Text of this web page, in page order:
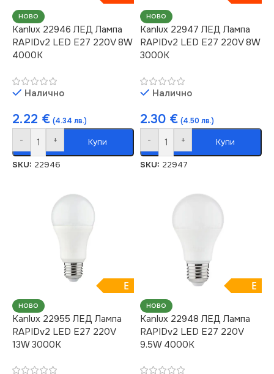
НОВО
Kanlux 22946 ЛЕД Лампа
RAPIDv2 LED E27 220V 8W
4000K
Налично
2.22 € (4.34 лв.)
- + Купи
SKU: 22946
НОВО
Kanlux 22947 ЛЕД Лампа
RAPIDv2 LED E27 220V 8W
3000K
Налично
2.30 € (4.50 лв.)
- + Купи
SKU: 22947
E
НОВО
Kanlux 22955 ЛЕД Лампа
RAPIDv2 LED E27 220V
13W 3000K
E
НОВО
Kanlux 22948 ЛЕД Лампа
RAPIDv2 LED E27 220V
9.5W 4000K